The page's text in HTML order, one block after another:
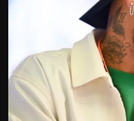
SAÚDE
ESPORTES